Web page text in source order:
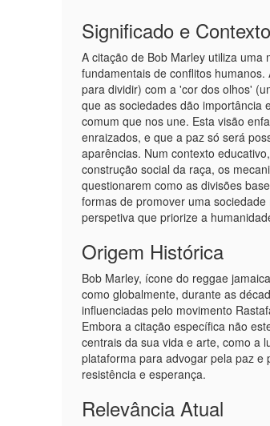
Significado e Contexto
A citação de Bob Marley utiliza
fundamentais de conflitos
para dividir) com a 'cor dos olhos'
que as sociedades dão importância
comum que nos une. Esta visão
enraizados, e que a paz só será
aparências. Num contexto
construção social da raça, os
questionarem como as divisões
formas de promover uma
perspetiva que priorize a
Origem Histórica
Bob Marley, ícone do reggae
como globalmente, durante as
influenciadas pelo movimento
Embora a citação específica não
centrais da sua vida e arte, como a
plataforma para advogar pela paz
resistência e esperança.
Relevância Atual